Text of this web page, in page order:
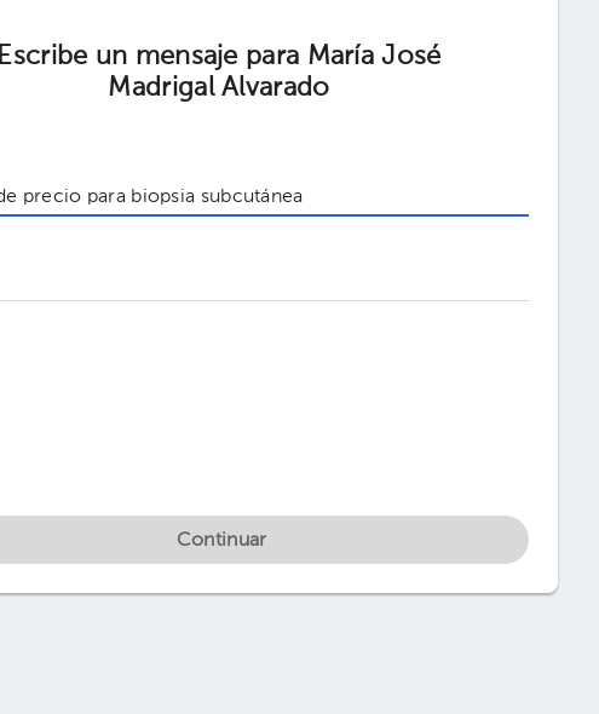
Escribe un mensaje para María José
Madrigal Alvarado
Continuar